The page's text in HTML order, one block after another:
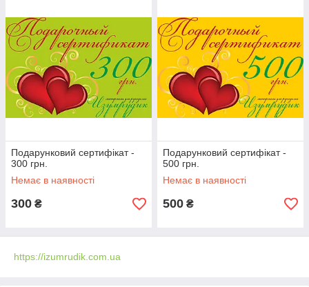
Подарунковий сертифікат -
300 грн.
Немає в наявності
300 ₴
Подарунковий сертифікат -
500 грн.
Немає в наявності
500 ₴
https://izumrudik.com.ua